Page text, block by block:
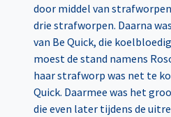
door middel van
drie strafworpen. Daarna
van Be Quick, die
moest de stand namens
haar strafworp was net te
Quick. Daarmee was het
die even later tijdens de